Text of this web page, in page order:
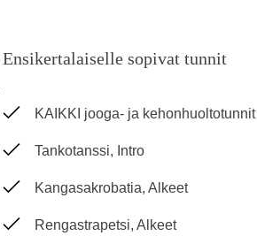
Ensikertalaiselle sopivat tunnit
KAIKKI jooga- ja kehonhuoltotunnit
Tankotanssi, Intro
Kangasakrobatia, Alkeet
Rengastrapetsi, Alkeet